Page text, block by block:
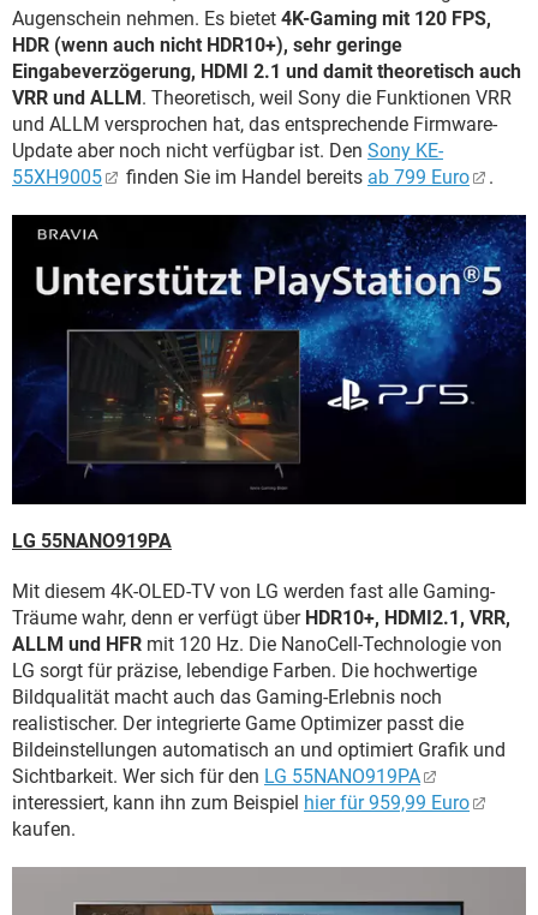
Augenschein nehmen. Es bietet 4K-Gaming mit 120 FPS,
HDR (wenn auch nicht HDR10+), sehr geringe
Eingabeverzögerung, HDMI 2.1 und damit theoretisch auch
VRR und ALLM. Theoretisch, weil Sony die Funktionen VRR
und ALLM versprochen hat, das entsprechende Firmware-
Update aber noch nicht verfügbar ist. Den Sony KE-
55XH9005
finden Sie im Handel bereits ab 799 Euro .
LG 55NANO919PA
Mit diesem 4K-OLED-TV von LG werden fast alle Gaming-
Träume wahr, denn er verfügt über HDR10+, HDMI2.1, VRR,
ALLM und HFR mit 120 Hz. Die NanoCell-Technologie von
LG sorgt für präzise, lebendige Farben. Die hochwertige
Bildqualität macht auch das Gaming-Erlebnis noch
realistischer. Der integrierte Game Optimizer passt die
Bildeinstellungen automatisch an und optimiert Grafik und
Sichtbarkeit. Wer sich für den LG 55NANO919PA
interessiert, kann ihn zum Beispiel hier für 959,99 Euro
kaufen.